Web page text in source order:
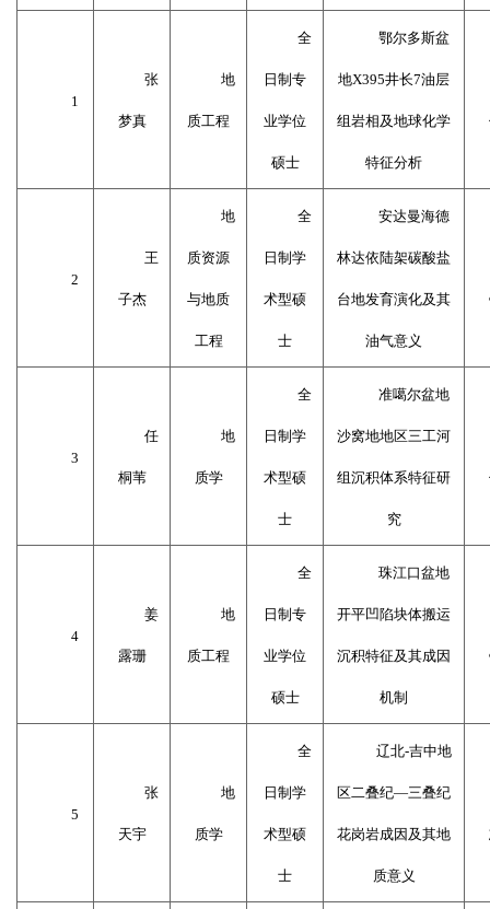
1
张
梦真
地
质工程
全
日制专
业学位
硕士
鄂尔多斯盆
地X395井长7油层
组岩相及地球化学
特征分析
2
王
子杰
地
质资源
与地质
工程
全
日制学
术型硕
士
安达曼海德
林达依陆架碳酸盐
台地发育演化及其
油气意义
3
任
桐苇
地
质学
全
日制学
术型硕
士
准噶尔盆地
沙窝地地区三工河
组沉积体系特征研
究
4
姜
露珊
地
质工程
全
日制专
业学位
硕士
珠江口盆地
开平凹陷块体搬运
沉积特征及其成因
机制
5
张
天宇
地
质学
全
日制学
术型硕
士
辽北-吉中地
区二叠纪—三叠纪
花岗岩成因及其地
质意义